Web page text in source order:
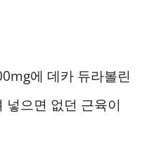
에 데카 듀라볼린
으면 없던 근육이